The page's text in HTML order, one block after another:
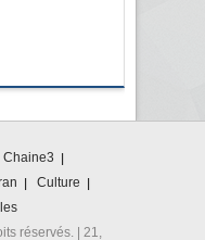
Chaine3
Culture
réservés. | 21,